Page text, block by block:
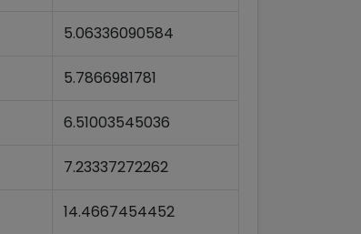
5.06336090584
5.7866981781
6.51003545036
7.23337272262
14.4667454452